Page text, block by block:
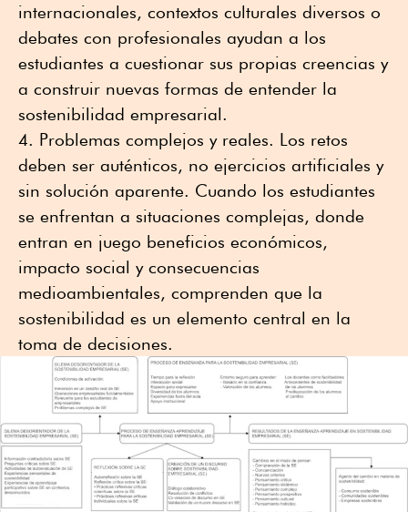
internacionales, contextos culturales diversos o
debates con profesionales ayudan a los
estudiantes a cuestionar sus propias creencias y
a construir nuevas formas de entender la
sostenibilidad empresarial.
Problemas complejos y reales. Los retos
deben ser auténticos, no ejercicios artificiales y
sin solución aparente. Cuando los estudiantes
se enfrentan a situaciones complejas, donde
entran en juego beneficios económicos,
impacto social y consecuencias
medioambientales, comprenden que la
sostenibilidad es un elemento central en la
toma de decisiones.